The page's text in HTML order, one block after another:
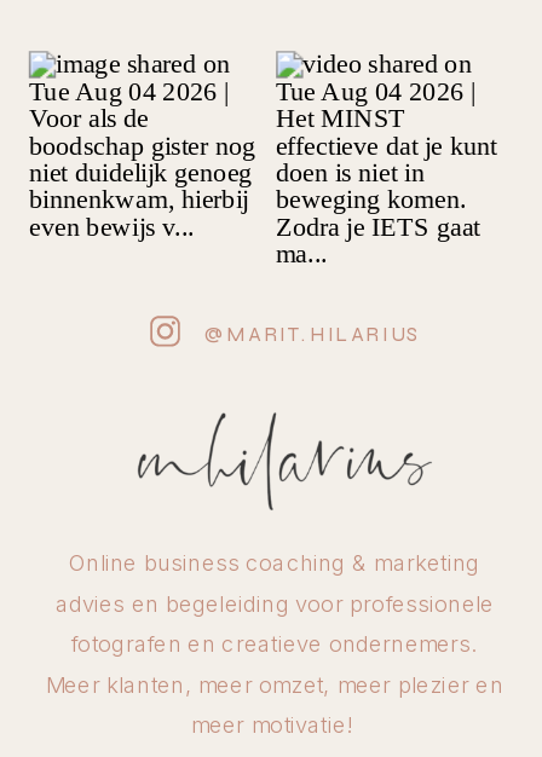
Online business coaching & marketing
advies en begeleiding voor professionele
fotografen en creatieve ondernemers.
Meer klanten, meer omzet, meer plezier en
meer motivatie!
@MARIT.HILARIUS